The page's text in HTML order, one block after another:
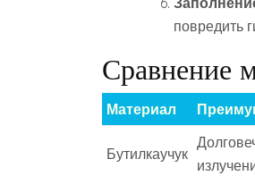
повредить
Сравнение
Материал
Бутилкаучук